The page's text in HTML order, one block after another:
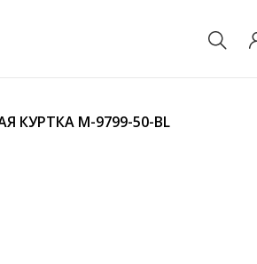
КУРТКА M-9799-50-BL